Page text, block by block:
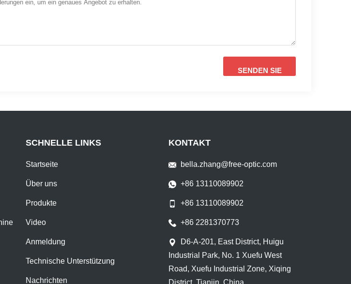
SENDEN SIE
SCHNELLE LINKS
Startseite
Über uns
Produkte
Video
Anmeldung
Technische Unterstützung
Nachrichten
KONTAKT
bella.zhang@free-optic.com
+86 13110089902
+86 13110089902
+86 2281370773
D6-A-201, East District, Huigu
Industrial Park, No. 1 Xuefu West
Road, Xuefu Industrial Zone, Xiqing
District, Tianjin, China.